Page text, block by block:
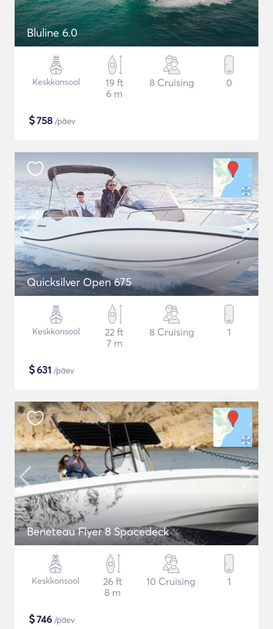
Bluline 6.0
Keskkonsool
19 ft
6 m
8 Cruising 0
$758 /päev
Quicksilver Open 675
Keskkonsool
22 ft
7 m
8 Cruising 1
$631 /päev
Beneteau Flyer 8 Spacedeck
Keskkonsool
26 ft
8 m
10 Cruising 1
$746 /päev